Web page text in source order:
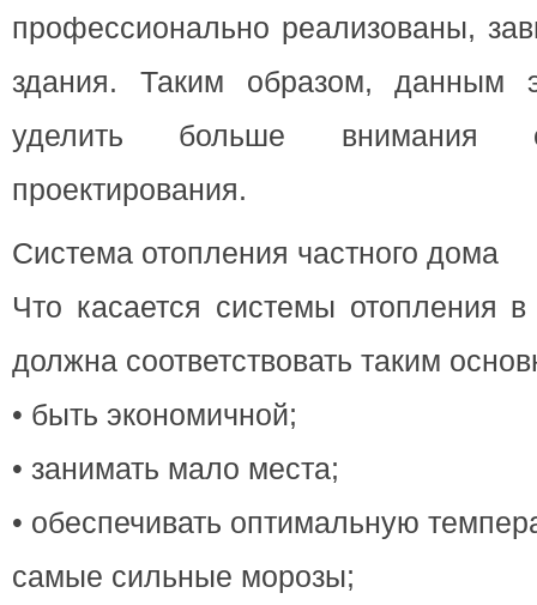
профессионально реализованы,
здания. Таким образом, данным
уделить больше
проектирования.
Система отопления частного дома
Что касается системы отопления
должна соответствовать таким
• быть экономичной;
• занимать мало места;
• обеспечивать оптимальную
самые сильные морозы;